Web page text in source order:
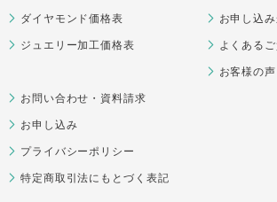
ダイヤモンド価格表
ジュエリー加工価格表
お申し込
よくある
お客様の声
お問い合わせ・資料請求
お申し込み
プライバシーポリシー
特定商取引法にもとづく表記